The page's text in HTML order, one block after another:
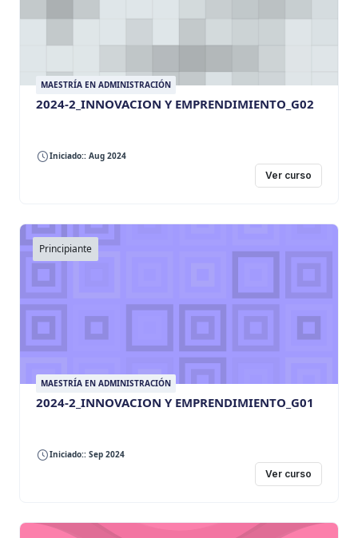
MAESTRÍA EN ADMINISTRACIÓN
2024-2_INNOVACION Y EMPRENDIMIENTO_G02
Iniciado:: Aug 2024
Ver curso
Principiante
MAESTRÍA EN ADMINISTRACIÓN
2024-2_INNOVACION Y EMPRENDIMIENTO_G01
Iniciado:: Sep 2024
Ver curso